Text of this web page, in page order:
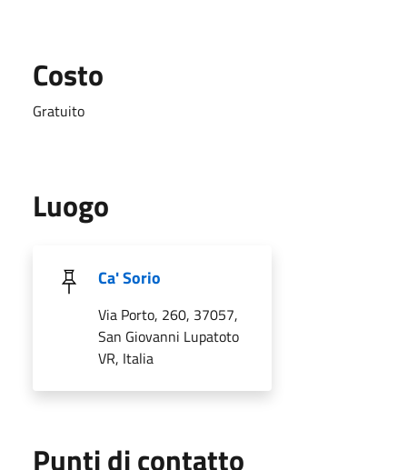
Costo
Gratuito
Luogo
Ca' Sorio
Via Porto, 260, 37057,
San Giovanni Lupatoto
VR, Italia
Punti di contatto